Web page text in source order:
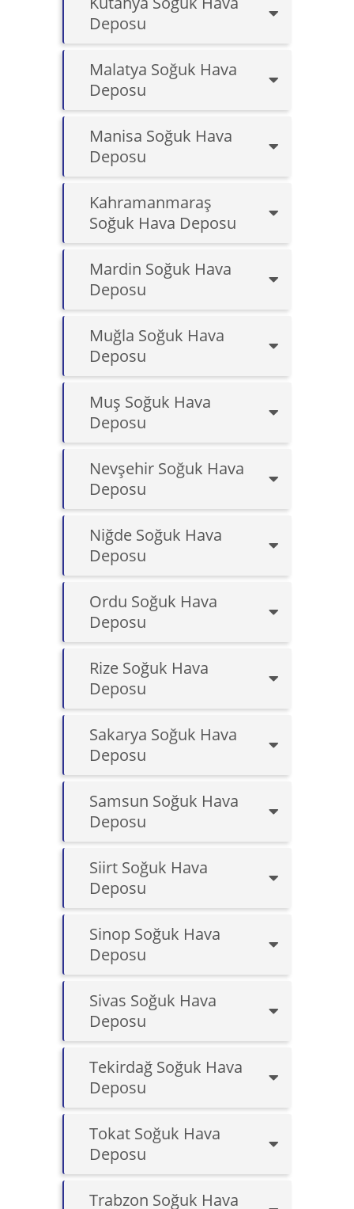
Deposu
Malatya Soğuk Hava
Deposu
Manisa Soğuk Hava
Deposu
Kahramanmaraş
Soğuk Hava Deposu
Mardin Soğuk Hava
Deposu
Muğla Soğuk Hava
Deposu
Muş Soğuk Hava
Deposu
Nevşehir Soğuk Hava
Deposu
Niğde Soğuk Hava
Deposu
Ordu Soğuk Hava
Deposu
Rize Soğuk Hava
Deposu
Sakarya Soğuk Hava
Deposu
Samsun Soğuk Hava
Deposu
Siirt Soğuk Hava
Deposu
Sinop Soğuk Hava
Deposu
Sivas Soğuk Hava
Deposu
Tekirdağ Soğuk Hava
Deposu
Tokat Soğuk Hava
Deposu
Trabzon Soğuk Hava